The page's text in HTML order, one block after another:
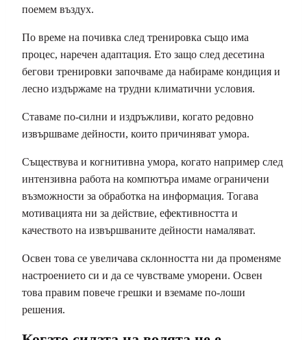
поемем въздух.
По време на почивка след тренировка също има
процес, наречен адаптация. Ето защо след десетина
бегови тренировки започваме да набираме кондиция и
лесно издържаме на трудни климатични условия.
Ставаме по-силни и издръжливи, когато редовно
извършваме дейности, които причиняват умора.
Съществува и когнитивна умора, когато например след
интензивна работа на компютъра имаме ограничени
възможности за обработка на информация. Тогава
мотивацията ни за действие, ефективността и
качеството на извършваните дейности намаляват.
Освен това се увеличава склонността ни да променяме
настроението си и да се чувстваме уморени. Освен
това правим повече грешки и вземаме по-лоши
решения.